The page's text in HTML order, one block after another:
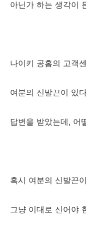
아닌가 하는 생각이
나이키 공홈의 고객
여분의 신발끈이 있
답변을 받았는데, 어
혹시 여분의 신발끈
그냥 이대로 신어야